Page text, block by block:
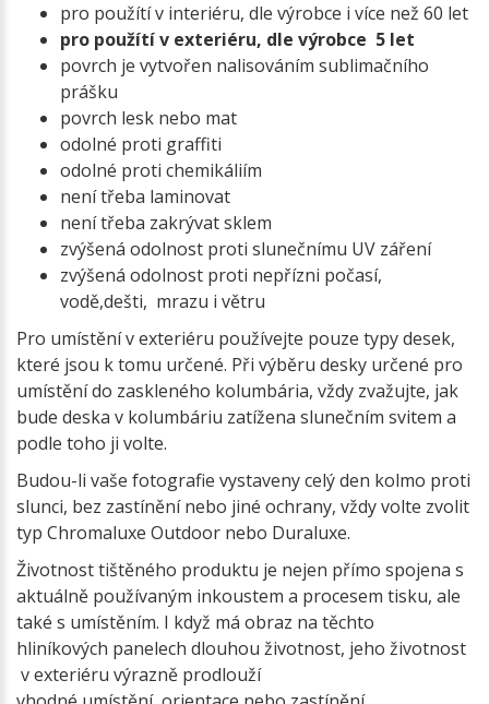
pro použítí v interiéru, dle výrobce i více než 60 let
pro použítí v exteriéru, dle výrobce 5 let
povrch je vytvořen nalisováním sublimačního
prášku
povrch lesk nebo mat
odolné proti graffiti
odolné proti chemikáliím
není třeba laminovat
není třeba zakrývat sklem
zvýšená odolnost proti slunečnímu UV záření
zvýšená odolnost proti nepřízni počasí,
vodě,dešti, mrazu i větru
Pro umístění v exteriéru používejte pouze typy desek,
které jsou k tomu určené. Při výběru desky určené pro
umístění do zaskleného kolumbária, vždy zvažujte, jak
bude deska v kolumbáriu zatížena slunečním svitem a
podle toho ji volte.
Budou-li vaše fotografie vystaveny celý den kolmo proti
slunci, bez zastínění nebo jiné ochrany, vždy volte zvolit
typ Chromaluxe Outdoor nebo Duraluxe.
Životnost tištěného produktu je nejen přímo spojena s
aktuálně používaným inkoustem a procesem tisku, ale
také s umístěním. I když má obraz na těchto
hliníkových panelech dlouhou životnost, jeho životnost
v exteriéru výrazně prodlouží